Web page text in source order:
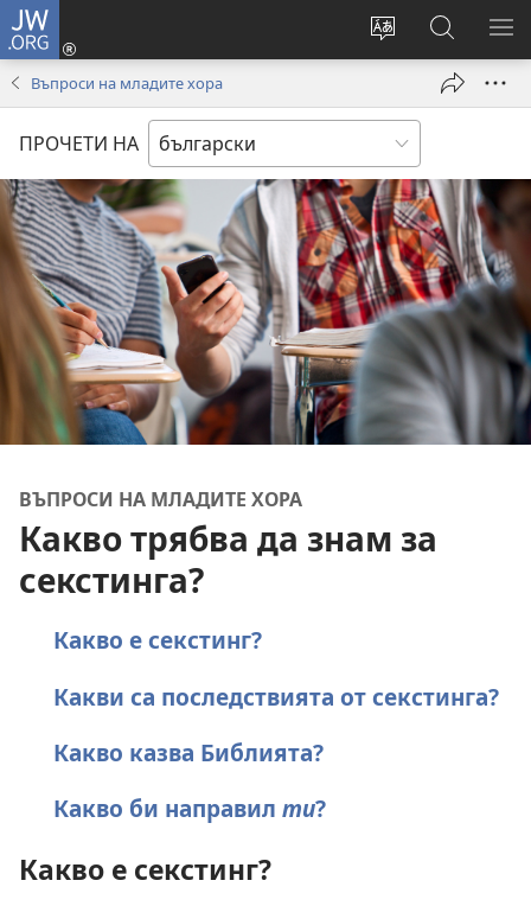
JW.ORG
Смени
сайта
Влез
(отваря
прозорец)
Търсене
в
JW.ORG
Въпроси на младите хора
ПРОЧЕТИ НА
ВЪПРОСИ НА МЛАДИТЕ ХОРА
Какво трябва да знам за
секстинга?
Какво е секстинг?
Какви са последствията от секстинга?
Какво казва Библията?
Какво би направил ти?
Какво е секстинг?